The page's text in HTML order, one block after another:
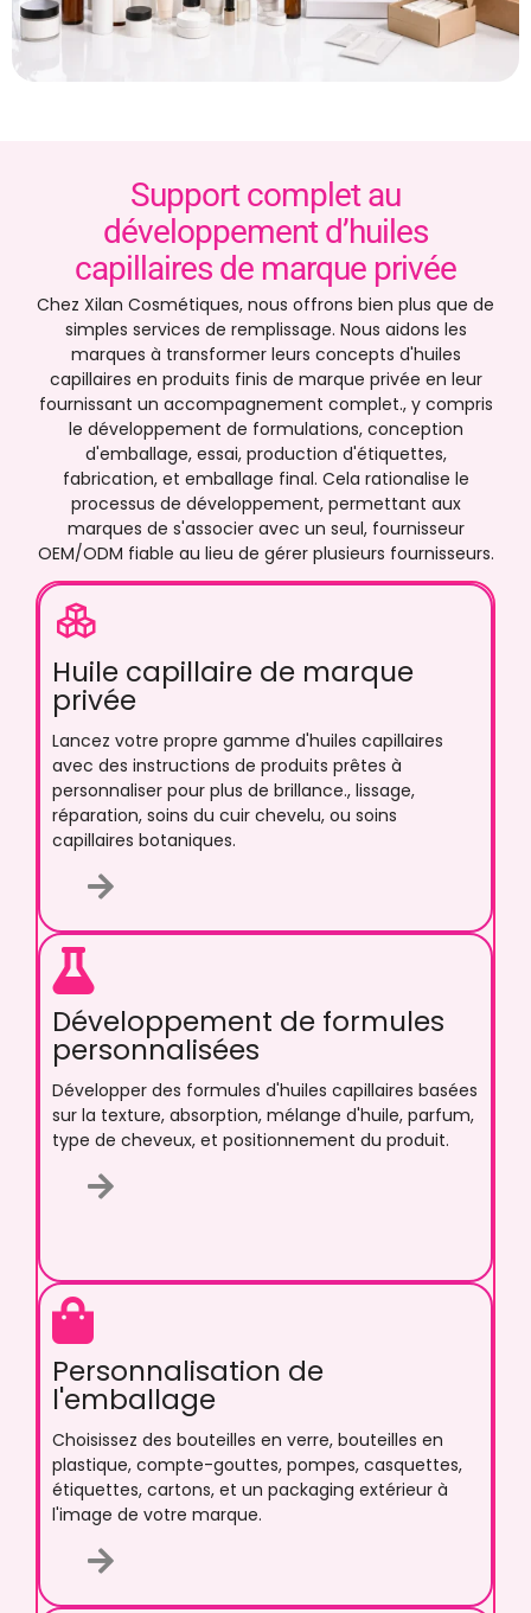
Support complet au
développement d’huiles
capillaires de marque privée
Chez Xilan Cosmétiques, nous offrons bien plus que de
simples services de remplissage. Nous aidons les
marques à transformer leurs concepts d'huiles
capillaires en produits finis de marque privée en leur
fournissant un accompagnement complet., y compris
le développement de formulations, conception
d'emballage, essai, production d'étiquettes,
fabrication, et emballage final. Cela rationalise le
processus de développement, permettant aux
marques de s'associer avec un seul, fournisseur
OEM/ODM fiable au lieu de gérer plusieurs fournisseurs.
Huile capillaire de marque
privée
Lancez votre propre gamme d'huiles capillaires
avec des instructions de produits prêtes à
personnaliser pour plus de brillance., lissage,
réparation, soins du cuir chevelu, ou soins
capillaires botaniques.
Développement de formules
personnalisées
Développer des formules d'huiles capillaires basées
sur la texture, absorption, mélange d'huile, parfum,
type de cheveux, et positionnement du produit.
Personnalisation de
l'emballage
Choisissez des bouteilles en verre, bouteilles en
plastique, compte-gouttes, pompes, casquettes,
étiquettes, cartons, et un packaging extérieur à
l'image de votre marque.